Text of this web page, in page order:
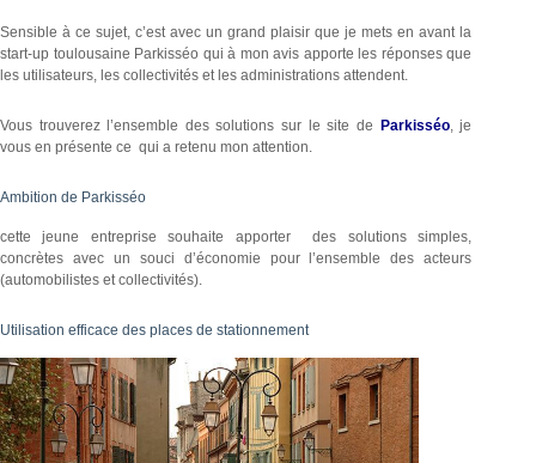
Sensible à ce sujet, c’est avec un grand plaisir que je mets en avant la
start-up toulousaine Parkisséo qui à mon avis apporte les réponses que
les utilisateurs, les collectivités et les administrations attendent.
Vous trouverez l’ensemble des solutions sur le site de Parkisséo, je
vous en présente ce qui a retenu mon attention.
Ambition de Parkisséo
cette jeune entreprise souhaite apporter des solutions simples,
concrètes avec un souci d’économie pour l’ensemble des acteurs
(automobilistes et collectivités).
Utilisation efficace des places de stationnement